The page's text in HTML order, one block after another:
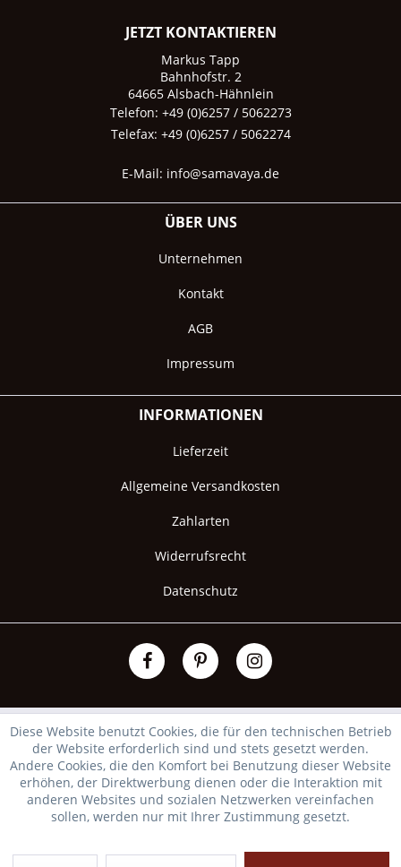
JETZT KONTAKTIEREN
Markus Tapp
Bahnhofstr. 2
64665 Alsbach-Hähnlein
Telefon: +49 (0)6257 / 5062273
Telefax: +49 (0)6257 / 5062274
E-Mail: info@samavaya.de
ÜBER UNS
Unternehmen
Kontakt
AGB
Impressum
INFORMATIONEN
Lieferzeit
Allgemeine Versandkosten
Zahlarten
Widerrufsrecht
Datenschutz
Diese Website benutzt Cookies, die für den technischen Betrieb
der Website erforderlich sind und stets gesetzt werden.
Andere Cookies, die den Komfort bei Benutzung dieser Website
erhöhen, der Direktwerbung dienen oder die Interaktion mit
anderen Websites und sozialen Netzwerken vereinfachen
sollen, werden nur mit Ihrer Zustimmung gesetzt.